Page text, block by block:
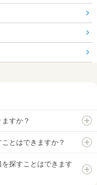
すか？
とはできますか？
探すことはできます